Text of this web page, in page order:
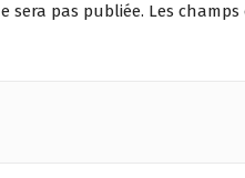
sera pas publiée. Les